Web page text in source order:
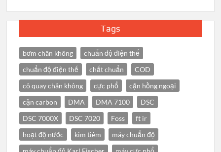
Tags
bơm chân không
chuẩn độ điện thế
chuẩn độ điện thế
chất chuẩn
COD
cô quay chân không
cực phổ
cận hồng ngoại
cặn carbon
DMA DMA 7100
DSC
DSC 7000X
DSC 7020 Foss
ft ir
hoạt độ nước
kim tiêm
máy chuẩn độ